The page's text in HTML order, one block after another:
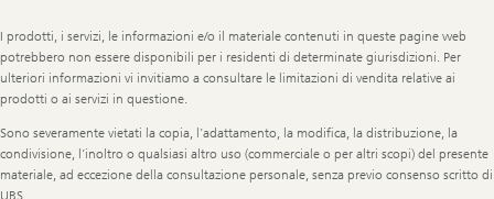
Legal
Information
I prodotti, i servizi, le informazioni e/o il materiale contenuti in queste pagine web
potrebbero non essere disponibili per i residenti di determinate giurisdizioni. Per
ulteriori informazioni vi invitiamo a consultare le limitazioni di vendita relative ai
prodotti o ai servizi in questione.
Sono severamente vietati la copia, l’adattamento, la modifica, la distribuzione, la
condivisione, l’inoltro o qualsiasi altro uso (commerciale o per altri scopi) del presente
materiale, ad eccezione della consultazione personale, senza previo consenso scritto di
UBS.